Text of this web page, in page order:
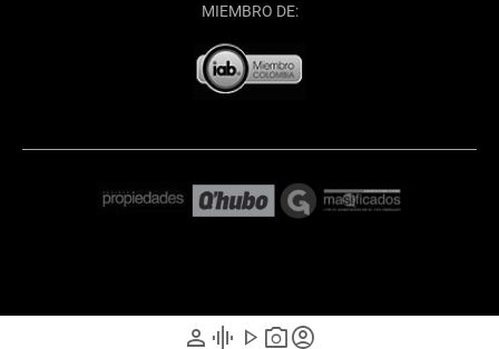
person graphic_eq play_arrow photo_cameraaccount_circle
MIEMBRO DE: